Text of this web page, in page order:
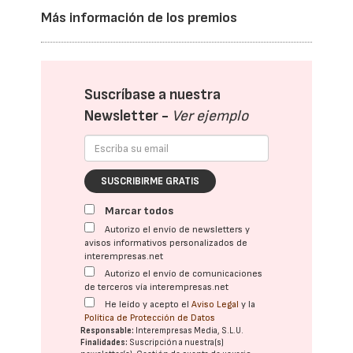
Más información de los premios
Suscríbase a nuestra
Newsletter - Ver ejemplo
SUSCRIBIRME GRATIS
Marcar todos
Autorizo el envío de newsletters y
avisos informativos personalizados de
interempresas.net
Autorizo el envío de comunicaciones
de terceros vía interempresas.net
He leído y acepto elAviso Legal y la
Política de Protección de Datos
Responsable: Interempresas Media, S.L.U.
Finalidades: Suscripción a nuestra(s)